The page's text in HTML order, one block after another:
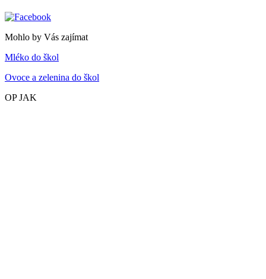
Mohlo by Vás zajímat
Mléko do škol
Ovoce a zelenina do škol
OP JAK